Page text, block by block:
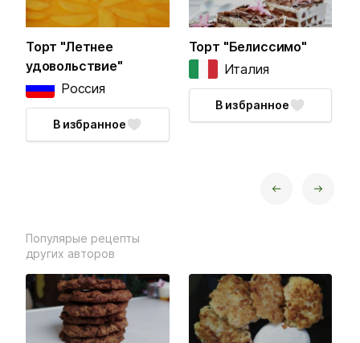
Торт "Летнее
удовольствие"
Россия
В избранное
Торт "Белиссимо"
Италия
В избранное
Популярые рецепты
других авторов